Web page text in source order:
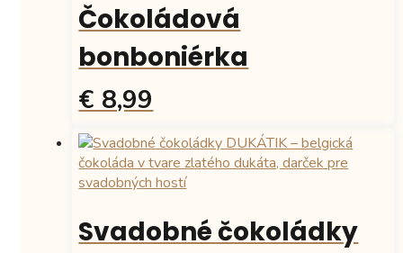
Čokoládová
bonboniérka
€ 8,99
Svadobné čokoládky